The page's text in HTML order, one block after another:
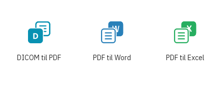
DICOM til PDF PDF til Word PDF til Excel